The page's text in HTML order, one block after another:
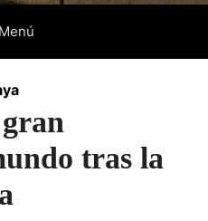
Menú
tras la